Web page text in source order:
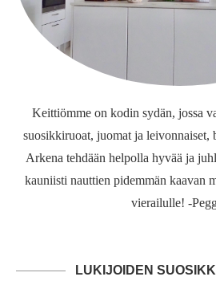
Keittiömme on kodin sydän, jossa
suosikkiruoat, juomat ja leivonnaiset,
Arkena tehdään helpolla hyvää ja
kauniisti nauttien pidemmän kaavan
vierailulle! -
LUKIJOIDEN